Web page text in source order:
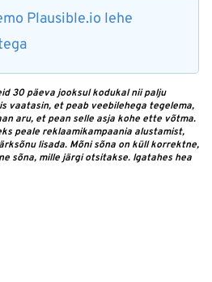
Plausible.io lehe
30 päeva jooksul kodukal nii palju
vaatasin, et peab veebilehega tegelema,
aru, et pean selle asja kohe ette võtma.
peale reklaamikampaania alustamist,
lisada. Mõni sõna on küll korrektne,
sõna, mille järgi otsitakse. Igatahes hea